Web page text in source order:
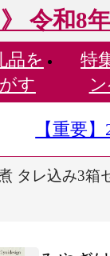
》 令和8
品を
す
特
【重要
タレ込み3箱